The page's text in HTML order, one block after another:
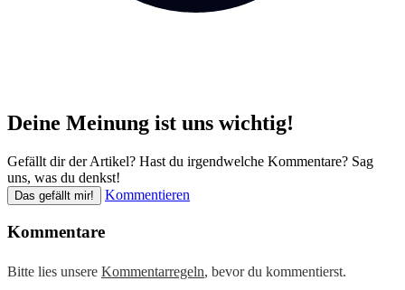
Deine Meinung ist uns wichtig!
Gefällt dir der Artikel? Hast du irgendwelche Kommentare? Sag
uns, was du denkst!
Das gefällt mir! Kommentieren
Kommentare
Bitte lies unsere Kommentarregeln, bevor du kommentierst.